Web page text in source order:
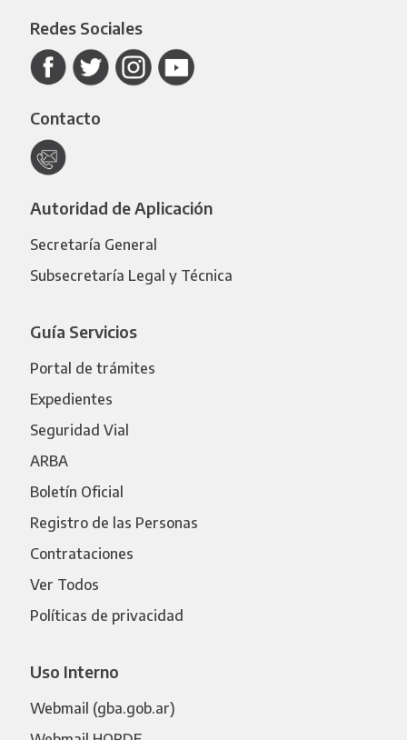
Redes Sociales
Contacto
Autoridad de Aplicación
Secretaría General
Subsecretaría Legal y Técnica
Guía Servicios
Portal de trámites
Expedientes
Seguridad Vial
ARBA
Boletín Oficial
Registro de las Personas
Contrataciones
Ver Todos
Políticas de privacidad
Uso Interno
Webmail (gba.gob.ar)